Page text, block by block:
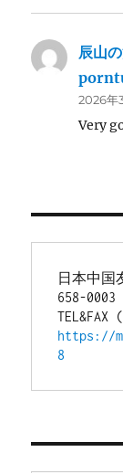
辰山
2026年
Very
日本中国
658-0003
TEL&FAX
https://
8